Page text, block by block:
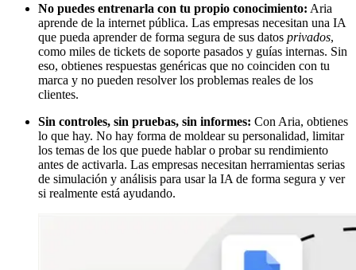
No puedes entrenarla con tu propio conocimiento: Aria
aprende de la internet pública. Las empresas necesitan una IA
que pueda aprender de forma segura de sus datos privados,
como miles de tickets de soporte pasados y guías internas. Sin
eso, obtienes respuestas genéricas que no coinciden con tu
marca y no pueden resolver los problemas reales de los
clientes.
Sin controles, sin pruebas, sin informes: Con Aria, obtienes
lo que hay. No hay forma de moldear su personalidad, limitar
los temas de los que puede hablar o probar su rendimiento
antes de activarla. Las empresas necesitan herramientas serias
de simulación y análisis para usar la IA de forma segura y ver
si realmente está ayudando.